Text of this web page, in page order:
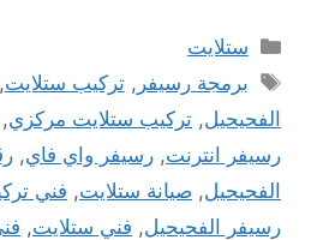
التصنيفات
ستلايت
الوسوم
برمجة رسيفر ,تركيب ستلايت
الفحيحيل, تركيب ستلايت مركزي,
رسيفر انترنت, رسيفر واي فاي,
الفحيحيل, صيانة ستلايت, فني
رسيفر الفحيحيل, فني ستلايت,